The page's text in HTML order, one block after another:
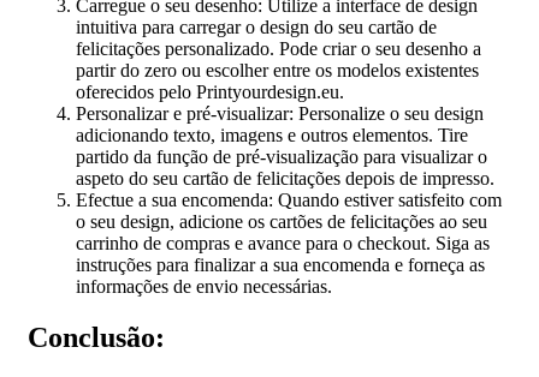
Carregue o seu desenho: Utilize a interface de design
intuitiva para carregar o design do seu cartão de
felicitações personalizado. Pode criar o seu desenho a
partir do zero ou escolher entre os modelos existentes
oferecidos pelo Printyourdesign.eu.
Personalizar e pré-visualizar: Personalize o seu design
adicionando texto, imagens e outros elementos. Tire
partido da função de pré-visualização para visualizar o
aspeto do seu cartão de felicitações depois de impresso.
Efectue a sua encomenda: Quando estiver satisfeito com
o seu design, adicione os cartões de felicitações ao seu
carrinho de compras e avance para o checkout. Siga as
instruções para finalizar a sua encomenda e forneça as
informações de envio necessárias.
Conclusão: